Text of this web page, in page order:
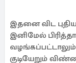
இதனை விட
இனிமேல்
வழங்கப்பட்டாலும்
குடியேறும்